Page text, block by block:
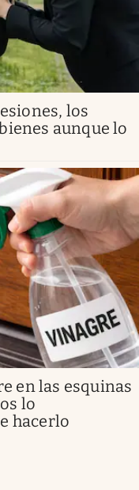
los
aunque lo
en las esquinas
lo
hacerlo